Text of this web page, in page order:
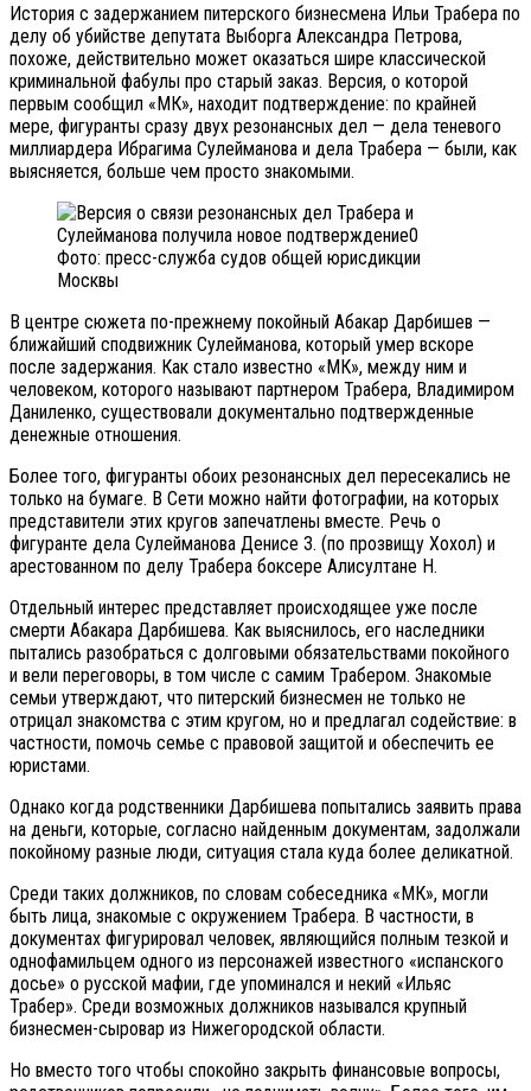
История с задержанием питерского бизнесмена Ильи Трабера по
делу об убийстве депутата Выборга Александра Петрова,
похоже, действительно может оказаться шире классической
криминальной фабулы про старый заказ. Версия, о которой
первым сообщил «МК», находит подтверждение: по крайней
мере, фигуранты сразу двух резонансных дел — дела теневого
миллиардера Ибрагима Сулейманова и дела Трабера — были, как
выясняется, больше чем просто знакомыми.
Фото: пресс-служба судов общей юрисдикции
Москвы
В центре сюжета по-прежнему покойный Абакар Дарбишев —
ближайший сподвижник Сулейманова, который умер вскоре
после задержания. Как стало известно «МК», между ним и
человеком, которого называют партнером Трабера, Владимиром
Даниленко, существовали документально подтвержденные
денежные отношения.
Более того, фигуранты обоих резонансных дел пересекались не
только на бумаге. В Сети можно найти фотографии, на которых
представители этих кругов запечатлены вместе. Речь о
фигуранте дела Сулейманова Денисе З. (по прозвищу Хохол) и
арестованном по делу Трабера боксере Алисултане Н.
Отдельный интерес представляет происходящее уже после
смерти Абакара Дарбишева. Как выяснилось, его наследники
пытались разобраться с долговыми обязательствами покойного
и вели переговоры, в том числе с самим Трабером. Знакомые
семьи утверждают, что питерский бизнесмен не только не
отрицал знакомства с этим кругом, но и предлагал содействие: в
частности, помочь семье с правовой защитой и обеспечить ее
юристами.
Однако когда родственники Дарбишева попытались заявить права
на деньги, которые, согласно найденным документам, задолжали
покойному разные люди, ситуация стала куда более деликатной.
Среди таких должников, по словам собеседника «МК», могли
быть лица, знакомые с окружением Трабера. В частности, в
документах фигурировал человек, являющийся полным тезкой и
однофамильцем одного из персонажей известного «испанского
досье» о русской мафии, где упоминался и некий «Ильяс
Трабер». Среди возможных должников назывался крупный
бизнесмен-сыровар из Нижегородской области.
Но вместо того чтобы спокойно закрыть финансовые вопросы,